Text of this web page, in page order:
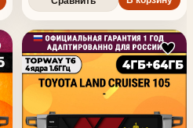
поддержка 360 камер